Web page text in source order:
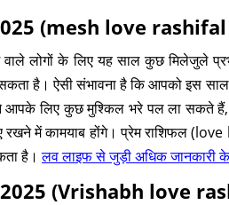
(mesh love
वाले लोगों के लिए यह साल कुछ
है। ऐसी संभावना है कि आपको इस साल
लिए कुछ मुश्किल भरे पल ला सकते हैं,
में कामयाब होंगे। प्रेम राशिफल
है।लव लाइफ से जुड़ी अधिक जानकारी के
2025 (Vrishabh love